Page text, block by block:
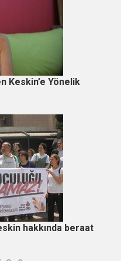
Keskin’e Yönelik
hakkında beraat